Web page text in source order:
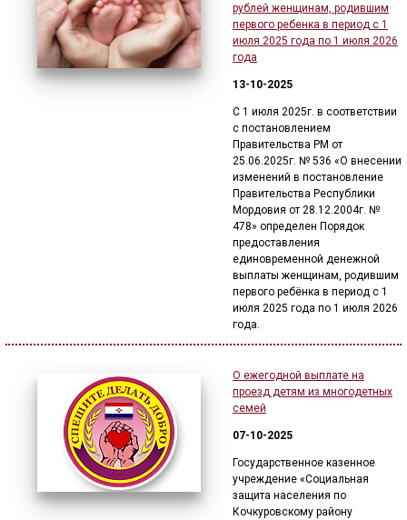
рублей женщинам, родившим
первого ребенка в период с 1
июля 2025 года по 1 июля 2026
года
13-10-2025
С 1 июля 2025г. в соответствии
с постановлением
Правительства РМ от
25.06.2025г. № 536 «О внесении
изменений в постановление
Правительства Республики
Мордовия от 28.12.2004г. №
478» определен Порядок
предоставления
единовременной денежной
выплаты женщинам, родившим
первого ребёнка в период с 1
июля 2025 года по 1 июля 2026
года.
О ежегодной выплате на
проезд детям из многодетных
семей
07-10-2025
Государственное казенное
учреждение «Социальная
защита населения по
Кочкуровскому району